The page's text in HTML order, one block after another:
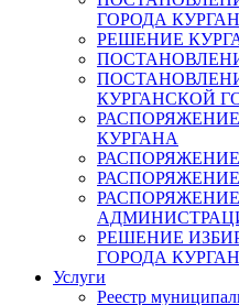
ГОРОДА
РЕШЕНИЕ
КУРГАНСКОЙ
КУРГАНА
РЕШЕНИЕ
ГОРОДА
Услуги
Реестр